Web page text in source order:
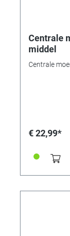
Centrale
middel
Centrale
€ 22,99*